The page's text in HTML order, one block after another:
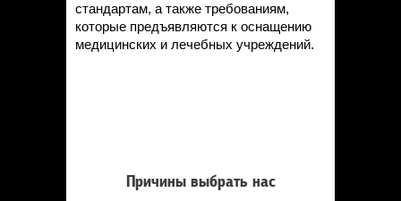
стандартам, а также требованиям,
которые предъявляются к оснащению
медицинских и лечебных учреждений.
Причины выбрать нас